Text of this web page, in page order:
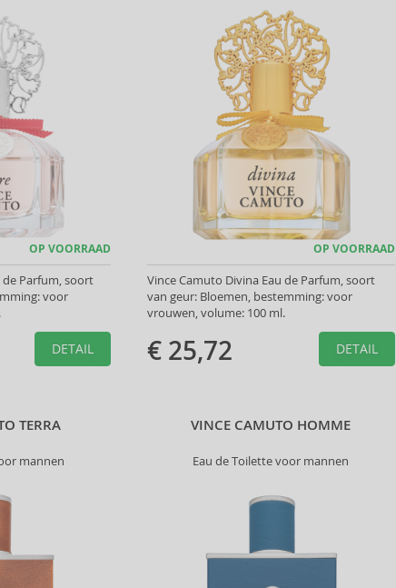
OP VOORRAAD
de Parfum, soort
voor
DETAIL
OP VOORRAAD
Vince Camuto Divina Eau de Parfum, soort
van geur: Bloemen, bestemming: voor
vrouwen, volume: 100 ml.
€ 25,72 DETAIL
TERRA
mannen
VINCE CAMUTO HOMME
Eau de Toilette voor mannen